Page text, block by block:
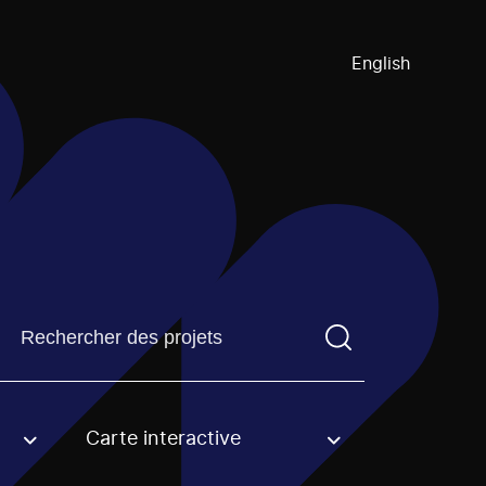
English
Trouvez un projetVous devez saisir un terme de
option. Carte interactive